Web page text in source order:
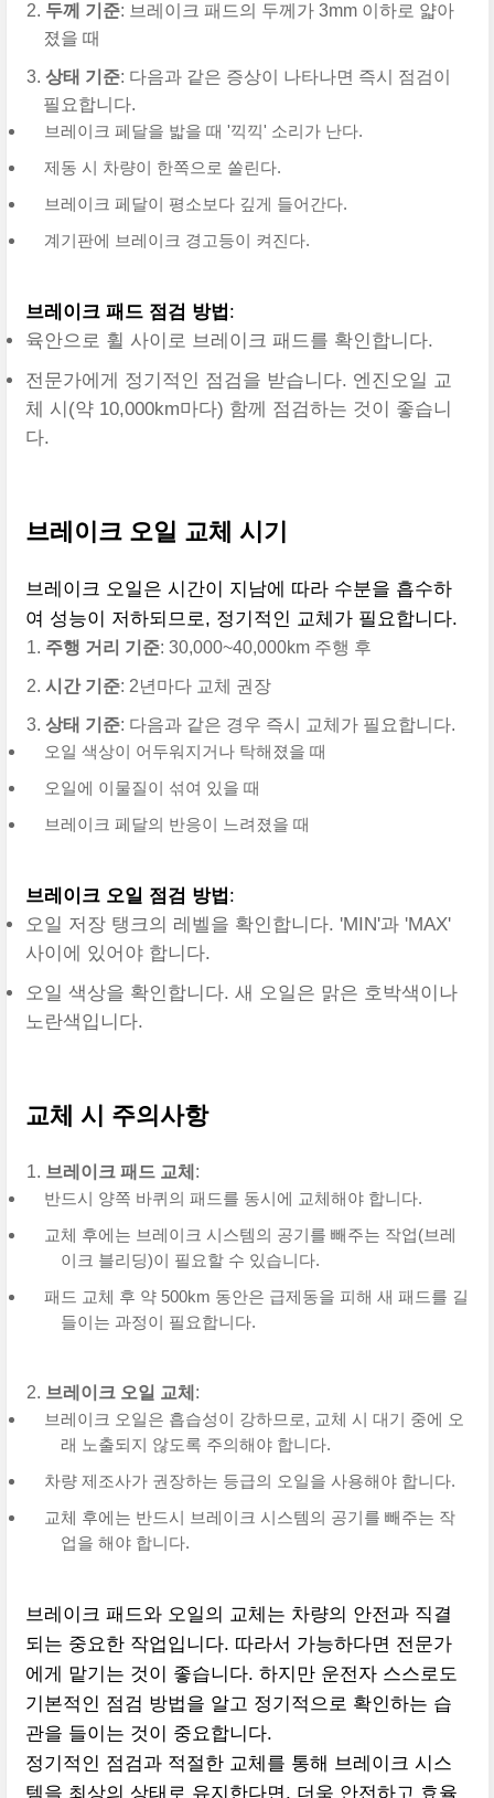
두께 기준: 브레이크 패드의 두께가 3mm 이하로 얇아
졌을 때
상태 기준: 다음과 같은 증상이 나타나면 즉시 점검이
필요합니다.
브레이크 페달을 밟을 때 '끽끽' 소리가 난다.
제동 시 차량이 한쪽으로 쏠린다.
브레이크 페달이 평소보다 깊게 들어간다.
계기판에 브레이크 경고등이 켜진다.
브레이크 패드 점검 방법 :
육안으로 휠 사이로 브레이크 패드를 확인합니다.
전문가에게 정기적인 점검을 받습니다. 엔진오일 교
체 시(약 10,000km마다) 함께 점검하는 것이 좋습니
다.
브레이크 오일 교체 시기
브레이크 오일은 시간이 지남에 따라 수분을 흡수하
여 성능이 저하되므로, 정기적인 교체가 필요합니다.
주행 거리 기준: 30,000~40,000km 주행 후
시간 기준: 2년마다 교체 권장
상태 기준: 다음과 같은 경우 즉시 교체가 필요합니다.
오일 색상이 어두워지거나 탁해졌을 때
오일에 이물질이 섞여 있을 때
브레이크 페달의 반응이 느려졌을 때
브레이크 오일 점검 방법 :
오일 저장 탱크의 레벨을 확인합니다. 'MIN'과 'MAX'
사이에 있어야 합니다.
오일 색상을 확인합니다. 새 오일은 맑은 호박색이나
노란색입니다.
교체 시 주의사항
브레이크 패드 교체 :
반드시 양쪽 바퀴의 패드를 동시에 교체해야 합니다.
교체 후에는 브레이크 시스템의 공기를 빼주는 작업(브레
이크 블리딩)이 필요할 수 있습니다.
패드 교체 후 약 500km 동안은 급제동을 피해 새 패드를 길
들이는 과정이 필요합니다.
브레이크 오일 교체 :
브레이크 오일은 흡습성이 강하므로, 교체 시 대기 중에 오
래 노출되지 않도록 주의해야 합니다.
차량 제조사가 권장하는 등급의 오일을 사용해야 합니다.
교체 후에는 반드시 브레이크 시스템의 공기를 빼주는 작
업을 해야 합니다.
브레이크 패드와 오일의 교체는 차량의 안전과 직결
되는 중요한 작업입니다. 따라서 가능하다면 전문가
에게 맡기는 것이 좋습니다. 하지만 운전자 스스로도
기본적인 점검 방법을 알고 정기적으로 확인하는 습
관을 들이는 것이 중요합니다.
정기적인 점검과 적절한 교체를 통해 브레이크 시스
템을 최상의 상태로 유지한다면, 더욱 안전하고 효율